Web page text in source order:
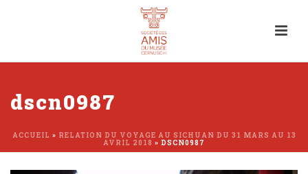
dscn0987
ACCUEIL » RELATION DU VOYAGE AU SICHUAN DU 31 MARS AU 13
AVRIL 2018 » DSCN0987